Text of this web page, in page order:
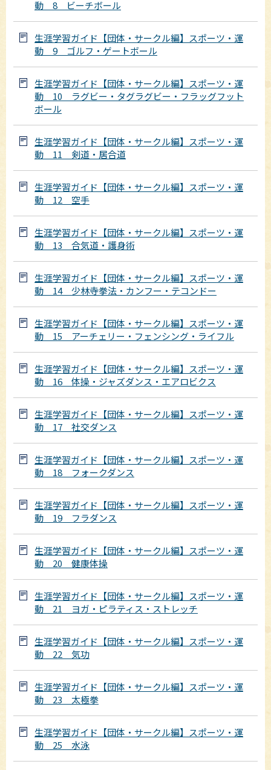
動 8 ビーチボール
生涯学習ガイド【団体・サークル編】スポーツ・運
動 9 ゴルフ・ゲートボール
生涯学習ガイド【団体・サークル編】スポーツ・運
動 10 ラグビー・タグラグビー・フラッグフット
ボール
生涯学習ガイド【団体・サークル編】スポーツ・運
動 11 剣道・居合道
生涯学習ガイド【団体・サークル編】スポーツ・運
動 12 空手
生涯学習ガイド【団体・サークル編】スポーツ・運
動 13 合気道・護身術
生涯学習ガイド【団体・サークル編】スポーツ・運
動 14 少林寺拳法・カンフー・テコンドー
生涯学習ガイド【団体・サークル編】スポーツ・運
動 15 アーチェリー・フェンシング・ライフル
生涯学習ガイド【団体・サークル編】スポーツ・運
動 16 体操・ジャズダンス・エアロビクス
生涯学習ガイド【団体・サークル編】スポーツ・運
動 17 社交ダンス
生涯学習ガイド【団体・サークル編】スポーツ・運
動 18 フォークダンス
生涯学習ガイド【団体・サークル編】スポーツ・運
動 19 フラダンス
生涯学習ガイド【団体・サークル編】スポーツ・運
動 20 健康体操
生涯学習ガイド【団体・サークル編】スポーツ・運
動 21 ヨガ・ピラティス・ストレッチ
生涯学習ガイド【団体・サークル編】スポーツ・運
動 22 気功
生涯学習ガイド【団体・サークル編】スポーツ・運
動 23 太極拳
生涯学習ガイド【団体・サークル編】スポーツ・運
動 25 水泳